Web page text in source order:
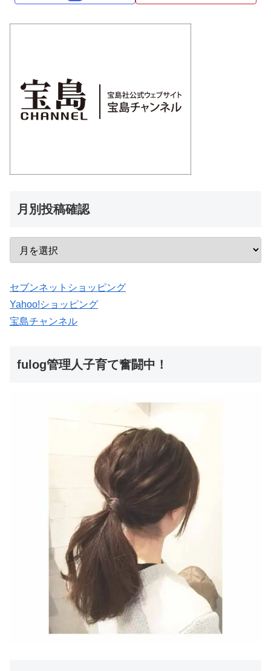
月別投稿確認
セブンネットショッピング
Yahoo!ショッピング
宝島チャンネル
fulog管理人子育て奮闘中！